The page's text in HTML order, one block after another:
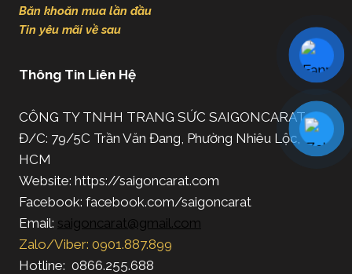
Băn khoăn mua lần đầu
Tin yêu mãi về sau
Thông Tin Liên Hệ
CÔNG TY TNHH TRANG SỨC SAIGONCARAT
Đ/C: 79/5C Trần Văn Đang, Phường Nhiêu Lộc, TP.
HCM
Website: https://saigoncarat.com
Facebook: facebook.com/saigoncarat
Email: saigoncarat@gmail.com
Zalo/Viber: 0901.887.899
Hotline: 0866.255.688